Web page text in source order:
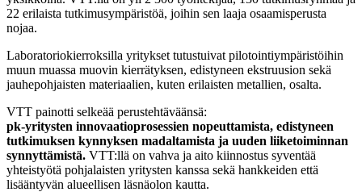
22 erilaista tutkimusympäristöä, joihin sen laaja osaamisperusta
nojaa.
Laboratoriokierroksilla yritykset tutustuivat pilotointiympäristöihin
muun muassa muovin kierrätyksen, edistyneen ekstruusion sekä
jauhepohjaisten materiaalien, kuten erilaisten metallien, osalta.
VTT painotti selkeää perustehtäväänsä:
pk-yritysten innovaatioprosessien nopeuttamista, edistyneen
tutkimuksen kynnyksen madaltamista ja uuden liiketoiminnan
synnyttämistä. VTT:llä on vahva ja aito kiinnostus syventää
yhteistyötä pohjalaisten yritysten kanssa sekä hankkeiden että
lisääntyvän alueellisen läsnäolon kautta.